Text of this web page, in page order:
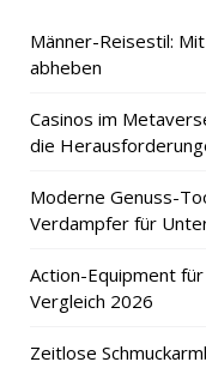
Männer-Reisestil:
abheben
Casinos im
die
Moderne Genuss-
Verdampfer für
Action-Equipment
Vergleich 2026
Zeitlose